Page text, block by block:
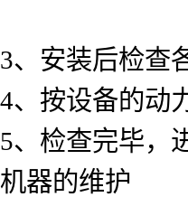
3、安装后检查
4、按设备的动
5、检查完毕，
机器的维护